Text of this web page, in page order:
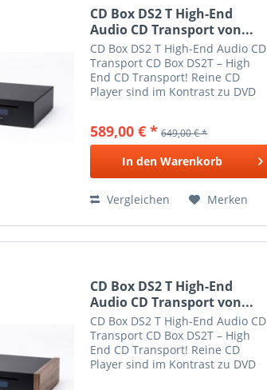
CD Box DS2 T High-End
Audio CD Transport von...
CD Box DS2 T High-End Audio CD
Transport CD Box DS2T – High
End CD Transport! Reine CD
Player sind im Kontrast zu DVD
Stereo CDs. CD Box DS2T ist als
exklusiver CD Transport
gestaltet...
589,00 € * 649,00 € *
In den Warenkorb
Vergleichen Merken
CD Box DS2 T High-End
Audio CD Transport von...
CD Box DS2 T High-End Audio CD
Transport CD Box DS2T – High
End CD Transport! Reine CD
Player sind im Kontrast zu DVD